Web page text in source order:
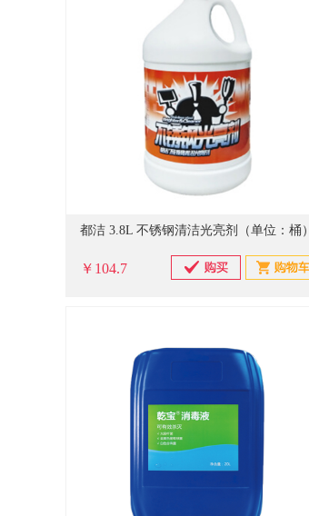
都洁 3.8L 不锈钢清洁光亮剂（单位：桶）
￥104.7